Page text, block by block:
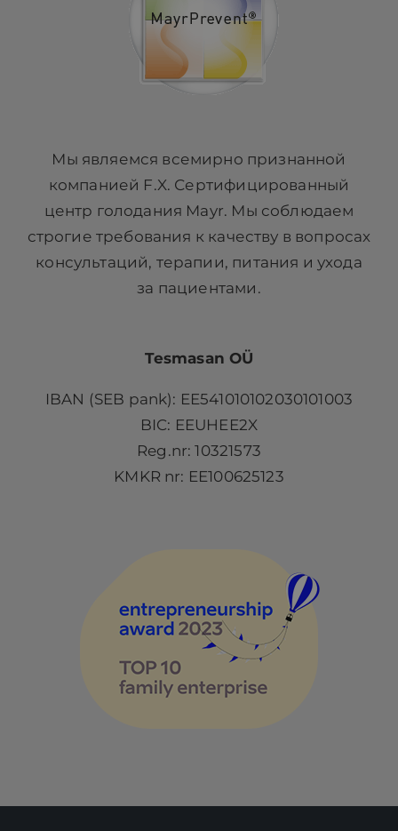
Мы являемся всемирно признанной
компанией F.X. Сертифицированный
центр голодания Mayr. Мы соблюдаем
строгие требования к качеству в вопросах
консультаций, терапии, питания и ухода
за пациентами.
Tesmasan OÜ
IBAN (SEB pank): EE541010102030101003
BIC: EEUHEE2X
Reg.nr: 10321573
KMKR nr: EE100625123